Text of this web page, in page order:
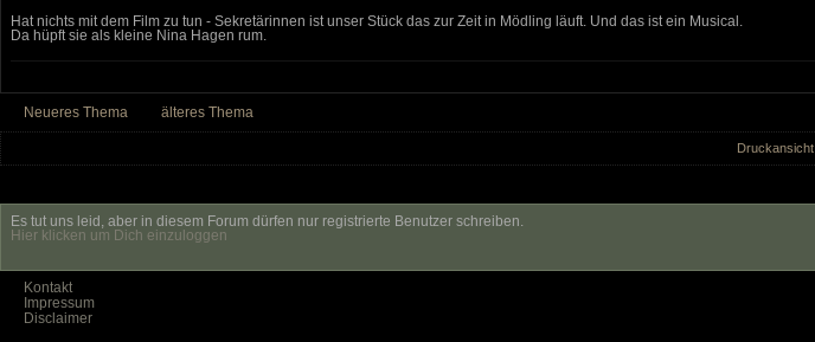
Hat nichts mit dem Film zu tun - Sekretärinnen ist unser Stück das zur Zeit in Mödling läuft. Und das ist ein Musical.
Da hüpft sie als kleine Nina Hagen rum.
Neueres Thema älteres Thema
Druckansicht
Es tut uns leid, aber in diesem Forum dürfen nur registrierte Benutzer schreiben.
Hier klicken um Dich einzuloggen
Kontakt
Impressum
Disclaimer